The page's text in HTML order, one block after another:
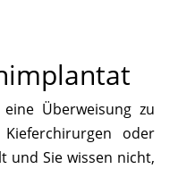
Überweisung zu
Kieferchirurgen oder
und Sie wissen nicht,